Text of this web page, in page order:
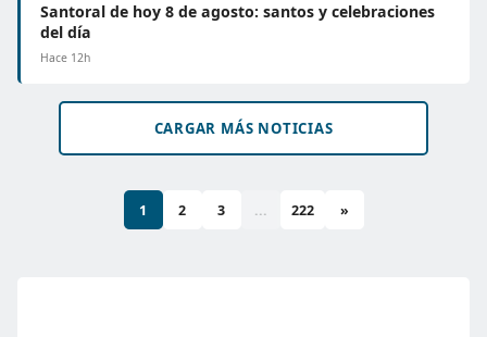
Santoral de hoy 8 de agosto: santos y celebraciones
del día
Hace 12h
CARGAR MÁS NOTICIAS
1 2 3 ... 222 »